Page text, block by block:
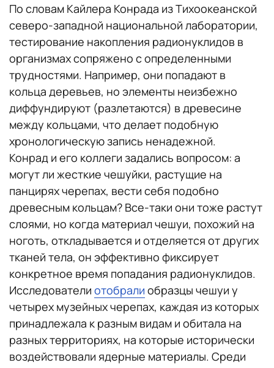
По словам Кайлера Конрада из Тихоокеанской
северо-западной национальной лаборатории,
тестирование накопления радионуклидов в
организмах сопряжено с определенными
трудностями. Например, они попадают в
кольца деревьев, но элементы неизбежно
диффундируют (разлетаются) в древесине
между кольцами, что делает подобную
хронологическую запись ненадежной.
Конрад и его коллеги задались вопросом: а
могут ли жесткие чешуйки, растущие на
панцирях черепах, вести себя подобно
древесным кольцам? Все-таки они тоже растут
слоями, но когда материал чешуи, похожий на
ноготь, откладывается и отделяется от других
тканей тела, он эффективно фиксирует
конкретное время попадания радионуклидов.
Исследователи отобрали образцы чешуи у
четырех музейных черепах, каждая из которых
принадлежала к разным видам и обитала на
разных территориях, на которые исторически
воздействовали ядерные материалы. Среди